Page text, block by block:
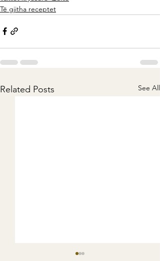
Të gjitha receptet
Related Posts See All